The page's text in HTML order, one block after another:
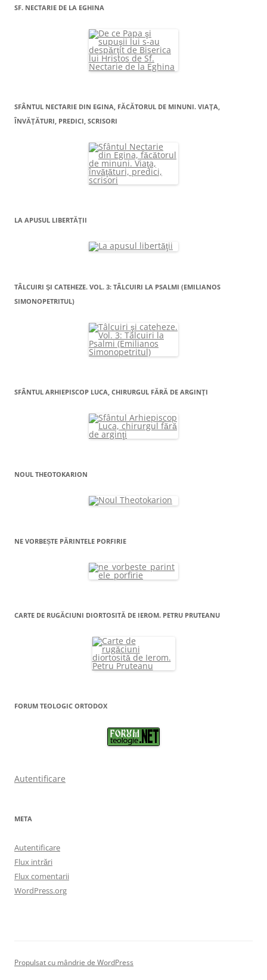
SF. NECTARIE DE LA EGHINA
SFÂNTUL NECTARIE DIN EGINA, FĂCĂTORUL DE MINUNI. VIAŢA,
ÎNVĂŢĂTURI, PREDICI, SCRISORI
LA APUSUL LIBERTĂŢII
TÂLCUIRI ŞI CATEHEZE. VOL. 3: TÂLCUIRI LA PSALMI (EMILIANOS
SIMONOPETRITUL)
SFÂNTUL ARHIEPISCOP LUCA, CHIRURGUL FĂRĂ DE ARGINŢI
NOUL THEOTOKARION
NE VORBEȘTE PĂRINTELE PORFIRIE
CARTE DE RUGĂCIUNI DIORTOSITĂ DE IEROM. PETRU PRUTEANU
FORUM TEOLOGIC ORTODOX
Autentificare
META
Autentificare
Flux intrări
Flux comentarii
WordPress.org
Propulsat cu mândrie de WordPress